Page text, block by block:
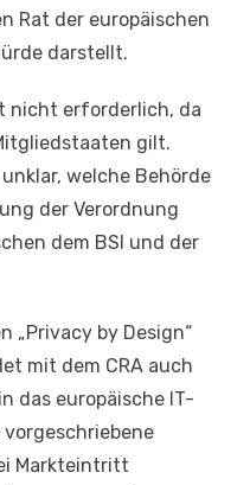
Rat der europäischen
darstellt.
nicht erforderlich, da
gilt.
welche Behörde
der Verordnung
dem BSI und der
„Privacy by Design“
mit dem CRA auch
das europäische IT-
Markteintritt